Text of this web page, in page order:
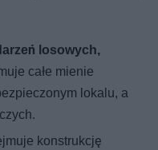
losowych,
całe mienie
lokalu, a
konstrukcję